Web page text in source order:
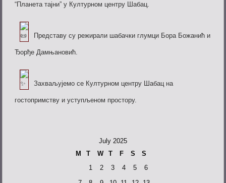
“Планета тајни” у Културном центру Шабац.
Представу су режирали шабачки глумци Бора Божанић и
Ђорђе Дамњановић.
Захваљујемо се Културном центру Шабац на
гостопримству и уступљеном простору.
July 2025
M
T W T F S
S
1
2 3 4 5
6